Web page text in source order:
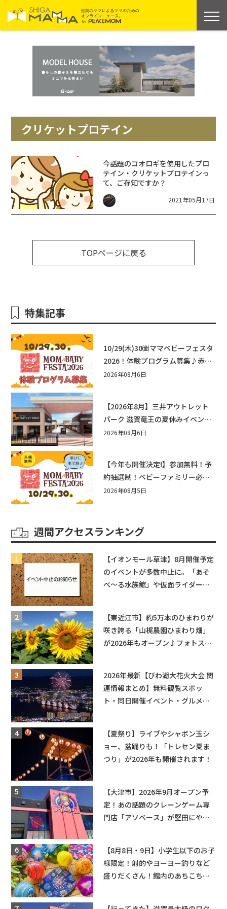
クリケットプロテイン
今話題のコオロギを使用したプロ
テイン・クリケットプロテインっ
て、ご存知ですか？
2021年05月17日
TOPページに戻る
特集記事
10/29(木)30㈮ママベビーフェスタ
2026！体験プログラム募集♪赤ち
ゃん向けイベントに出演しません
2026年08月6日
【2026年8月】三井アウトレット
パーク 滋賀竜王の夏休みイベント
まとめ！びしょぬれ水あそび・激
2026年08月6日
【今年も開催決定!】参加無料！予
約抽選制！ベビーファミリー必見
☆入場無料☆10/29(木)30(金)ママ
2026年08月5日
週間アクセスランキング
【イオンモール草津】8月開催予定
のイベントが多数中止に。「あそ
べ〜る水族館」や仮面ライダーシ
【東近江市】約5万本のひまわりが
咲き誇る「山梶農園ひまわり畑」
が2026年もオープン♪フォトスポ
2026年最新【びわ湖大花火大会 関
連情報まとめ】無料観覧スポッ
ト・同日開催イベント・グルメマ
【夏祭り】ライブやシャボン玉シ
ョー、盆踊りも！「トレセン夏ま
つり」が2026年も開催されます！
【大津市】2026年9月オープン予
定！あの話題のクレーンゲーム専
門店「アソベース」が堅田にやっ
【8月8日・9日】小学生以下のお子
様限定！射的やヨーヨー釣りなど
盛りだくさん！館内のあちこちに